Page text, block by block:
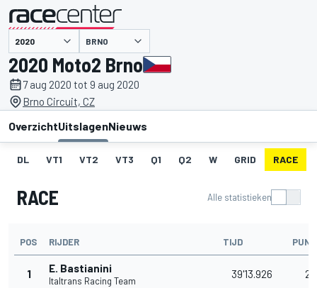
gepresenteerd door BRNO
2020 Moto2 Brno
7 aug 2020 tot 9 aug 2020
Brno Circuit, CZ
OverzichtUitslagenNieuws
DL VT1 VT2 VT3 Q1 Q2 W GRID RACE
RACE Alle statistieken
POS RIJDER TIJD
1 E. Bastianini
Italtrans Racing Team
39'13.926 25